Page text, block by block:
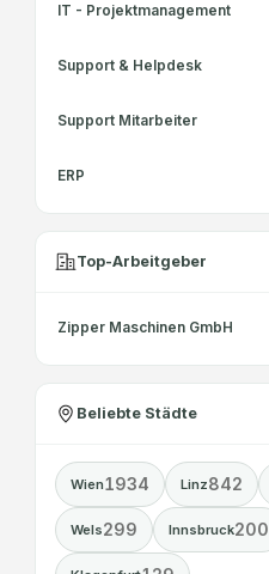
IT - Projektmanagement
Support & Helpdesk
Support Mitarbeiter
ERP
Top-Arbeitgeber
Zipper Maschinen GmbH
Beliebte Städte
Wien1934 Linz842
Wels299 Innsbruck200